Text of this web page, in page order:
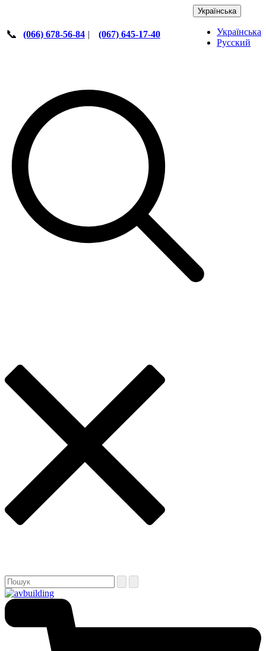
📞 (066) 678-56-84 | (067) 645-17-40
Українська
Українська
Русский